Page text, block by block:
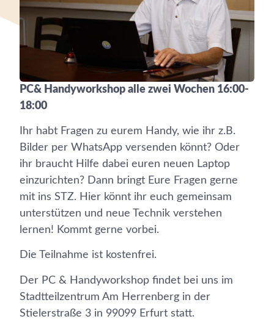
PC& Handyworkshop alle zwei Wochen 16:00-
18:00
Ihr habt Fragen zu eurem Handy, wie ihr z.B.
Bilder per WhatsApp versenden könnt? Oder
ihr braucht Hilfe dabei euren neuen Laptop
einzurichten? Dann bringt Eure Fragen gerne
mit ins STZ. Hier könnt ihr euch gemeinsam
unterstützen und neue Technik verstehen
lernen! Kommt gerne vorbei.
Die Teilnahme ist kostenfrei.
Der PC & Handyworkshop findet bei uns im
Stadtteilzentrum Am Herrenberg in der
Stielerstraße 3 in 99099 Erfurt statt.